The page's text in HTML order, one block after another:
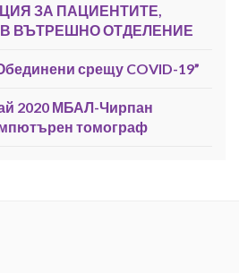
ЗА ПАЦИЕНТИТЕ,
ВЪТРЕШНО ОТДЕЛЕНИЕ
срещу COVID-19”
2020 МБАЛ-Чирпан
томограф